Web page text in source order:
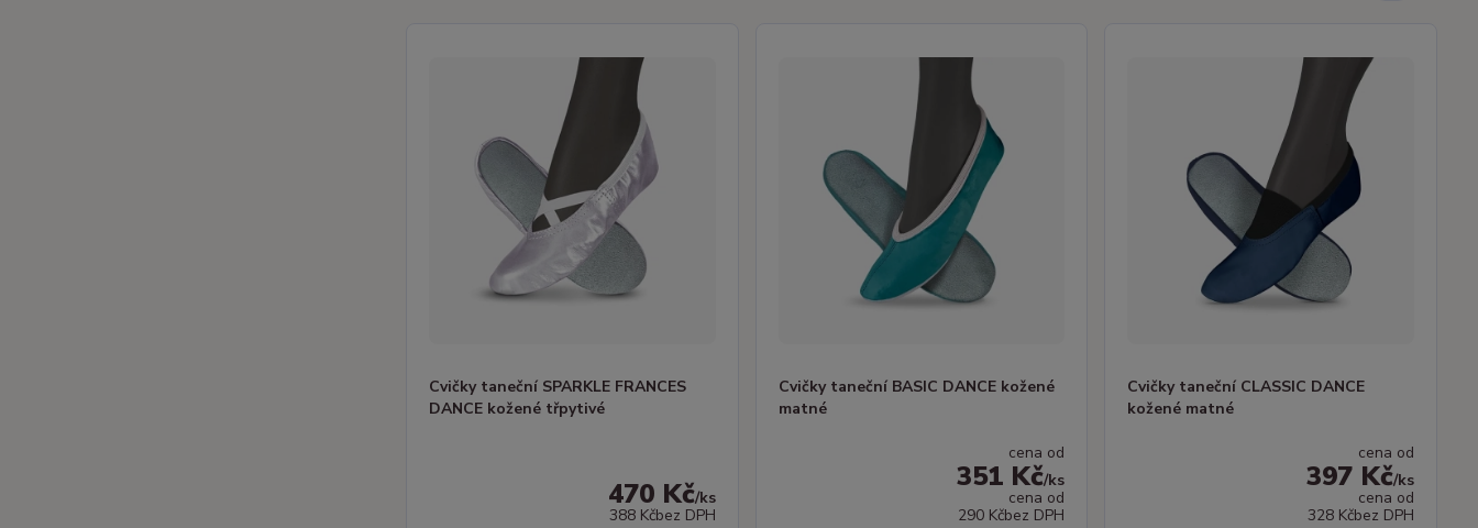
Cvičky taneční SPARKLE FRANCES
DANCE kožené třpytivé
470 Kč/ks
388 Kčbez DPH
Cvičky taneční BASIC DANCE kožené
matné
cena od
351 Kč/ks
cena od
290 Kčbez DPH
Cvičky taneční CLASSIC DANCE
kožené matné
cena od
397 Kč/ks
cena od
328 Kčbez DPH